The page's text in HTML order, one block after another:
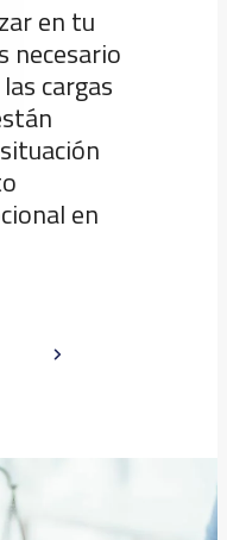
en tu
necesario
cargas
en